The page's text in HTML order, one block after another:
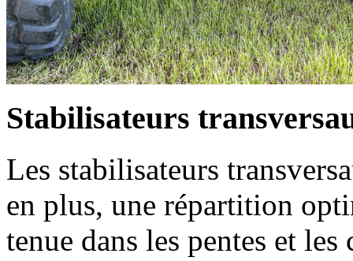
Stabilisateurs
Les stabilisateurs
en plus, une répartition
tenue dans les pentes et les